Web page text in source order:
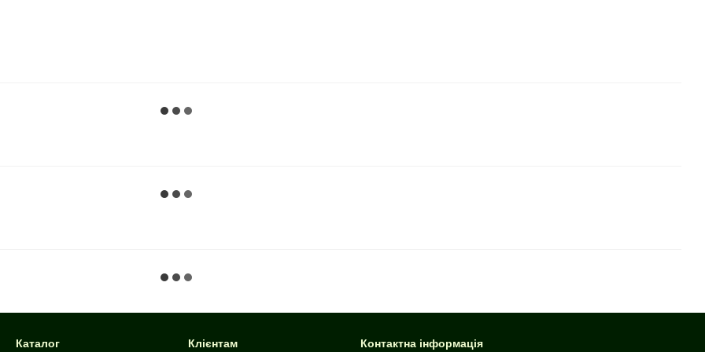
Каталог Клієнтам Контактна інформація